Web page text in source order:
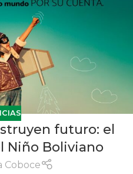
futuro: el
Niño Boliviano
Coboce